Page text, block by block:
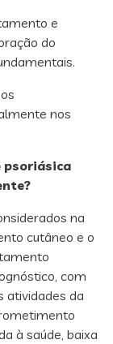
e
do
nos
psoriásica
na
cutâneo e o
com
atividades da
à saúde, baixa